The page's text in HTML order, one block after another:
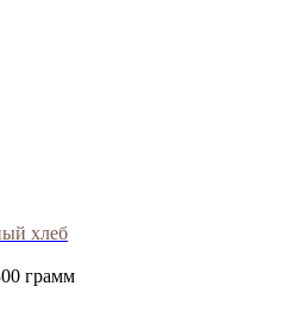
хлеб
грамм